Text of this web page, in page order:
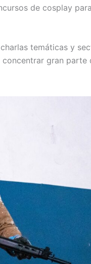
de cosplay
temáticas y
gran parte